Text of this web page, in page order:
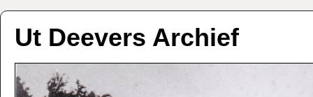
Ut Deevers Archief